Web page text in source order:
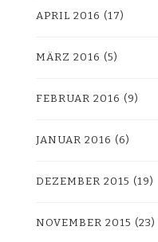
APRIL 2016 (17)
MÄRZ 2016 (5)
FEBRUAR 2016 (9)
JANUAR 2016 (6)
DEZEMBER 2015 (19)
NOVEMBER 2015 (23)